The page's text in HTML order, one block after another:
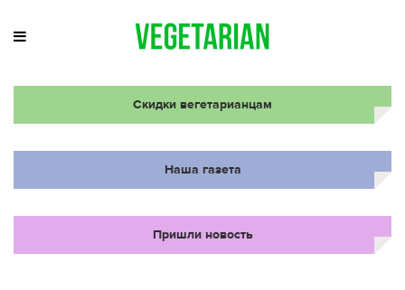
Скидки вегетарианцам
Наша газета
Пришли новость